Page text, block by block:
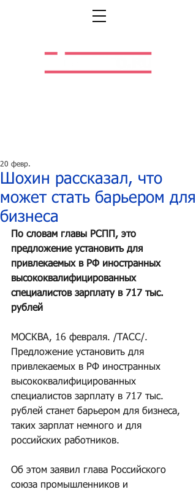
Шохин рассказал, что
может стать барьером для
бизнеса
20 февр.
По словам главы РСПП, это
предложение установить для
привлекаемых в РФ иностранных
высококвалифицированных
специалистов зарплату в 717 тыс.
рублей
МОСКВА, 16 февраля. /ТАСС/.
Предложение установить для
привлекаемых в РФ иностранных
высококвалифицированных
специалистов зарплату в 717 тыс.
рублей станет барьером для бизнеса,
таких зарплат немного и для
российских работников.
Об этом заявил глава Российского
союза промышленников и